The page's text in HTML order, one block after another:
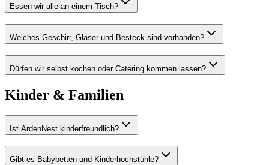
Essen wir alle an einem Tisch?
Welches Geschirr, Gläser und Besteck sind vorhanden?
Dürfen wir selbst kochen oder Catering kommen lassen?
Kinder & Familien
Ist ArdenNest kinderfreundlich?
Gibt es Babybetten und Kinderhochstühle?